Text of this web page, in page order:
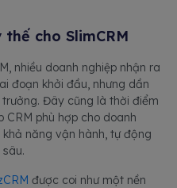
cho SlimCRM
nhiều doanh nghiệp nhận ra
đoạn khởi đầu, nhưng dần
Đây cũng là thời điểm
phù hợp cho doanh
năng vận hành, tự động
được coi như một nền